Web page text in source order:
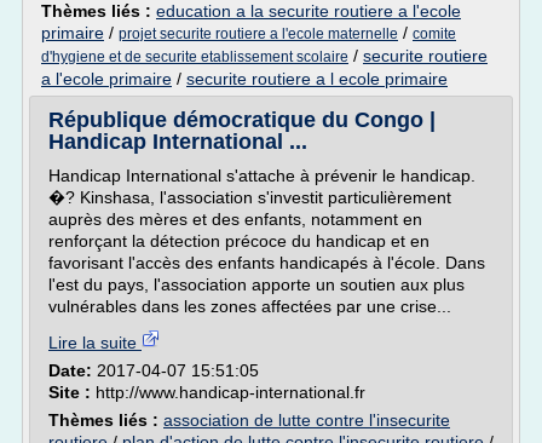
Thèmes liés : education a la securite routiere a l'ecole
primaire / projet securite routiere a l'ecole maternelle / comite
d'hygiene et de securite etablissement scolaire / securite routiere
a l'ecole primaire / securite routiere a l ecole primaire
République démocratique du Congo |
Handicap International ...
Handicap International s'attache à prévenir le handicap.
�? Kinshasa, l'association s'investit particulièrement
auprès des mères et des enfants, notamment en
renforçant la détection précoce du handicap et en
favorisant l'accès des enfants handicapés à l'école. Dans
l'est du pays, l'association apporte un soutien aux plus
vulnérables dans les zones affectées par une crise...
Lire la suite
Date: 2017-04-07 15:51:05
Site : http://www.handicap-international.fr
Thèmes liés : association de lutte contre l'insecurite